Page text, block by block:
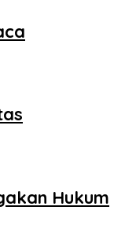
Hukum